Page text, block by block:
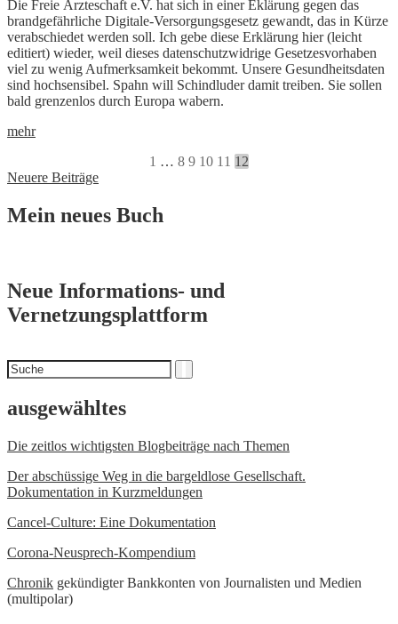
Die Freie Ärzteschaft e.V. hat sich in einer Eklärung gegen das
brandgefährliche Digitale-Versorgungsgesetz gewandt, das in Kürze
verabschiedet werden soll. Ich gebe diese Erklärung hier (leicht
editiert) wieder, weil dieses datenschutzwidrige Gesetzesvorhaben
viel zu wenig Aufmerksamkeit bekommt. Unsere Gesundheitsdaten
sind hochsensibel. Spahn will Schindluder damit treiben. Sie sollen
bald grenzenlos durch Europa wabern.
mehr
1 … 8 9 10 11 12
Beitragsnavigation
Neuere Beiträge
Mein neues Buch
Neue Informations- und
Vernetzungsplattform
Suchen
nach
ausgewähltes
Die zeitlos wichtigsten Blogbeiträge nach Themen
Der abschüssige Weg in die bargeldlose Gesellschaft.
Dokumentation in Kurzmeldungen
Cancel-Culture: Eine Dokumentation
Corona-Neusprech-Kompendium
Chronik gekündigter Bankkonten von Journalisten und Medien
(multipolar)